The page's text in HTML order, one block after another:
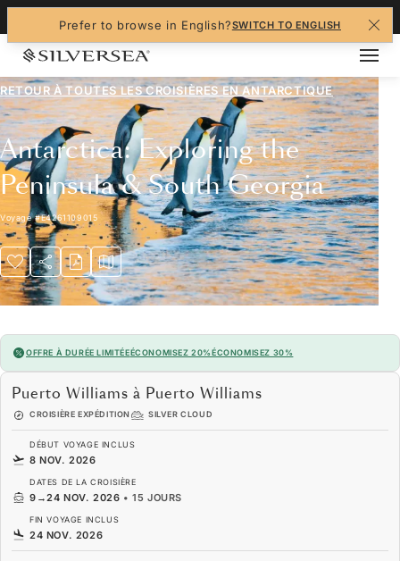
Prefer to browse in English?SWITCH TO ENGLISH
RETOUR À TOUTES LESCROISIÈRES EN ANTARCTIQUE
Antarctica: Exploring the
Peninsula & South Georgia
Voyage#E4261109015
OFFRE À DURÉE LIMITÉEÉCONOMISEZ 20%ÉCONOMISEZ 30%
Puerto Williams à Puerto Williams
CROISIÈRE EXPÉDITION SILVER CLOUD
DÉBUT VOYAGE INCLUS
8 NOV. 2026
DATES DE LA CROISIÈRE
9 →24 NOV. 2026 •15 JOURS
FIN VOYAGE INCLUS
24 NOV. 2026